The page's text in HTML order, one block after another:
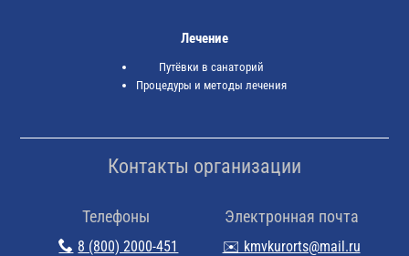
Лечение
Путёвки в санаторий
Процедуры и методы лечения
Контакты организации
Телефоны
8 (800) 2000-451
Электронная почта
✉️ kmvkurorts@mail.ru